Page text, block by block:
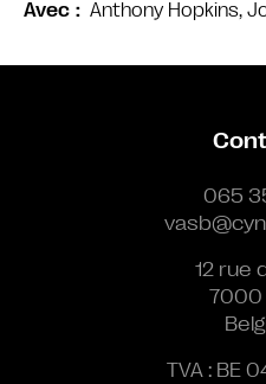
Avec Anthony Hopkins,
065
12 rue
7000
TVA : BE